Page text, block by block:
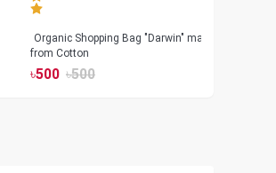
Organic Shopping Bag "Darwin" made
from Cotton
৳500 ৳500